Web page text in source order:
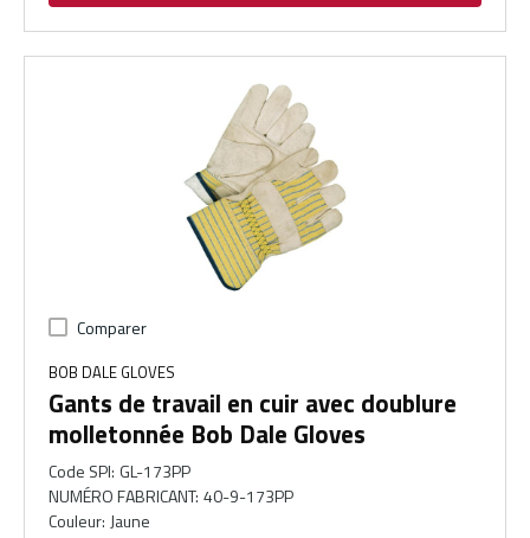
Comparer
BOB DALE GLOVES
Gants de travail en cuir avec doublure
molletonnée Bob Dale Gloves
Code SPI: GL-173PP
NUMÉRO FABRICANT: 40-9-173PP
Couleur: Jaune